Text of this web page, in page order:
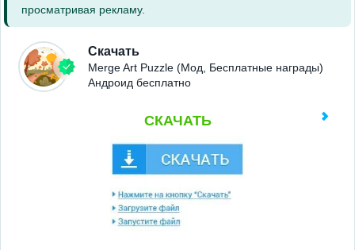
просматривая рекламу.
Скачать
Merge Art Puzzle (Мод, Бесплатные награды)
Андроид бесплатно
СКАЧАТЬ